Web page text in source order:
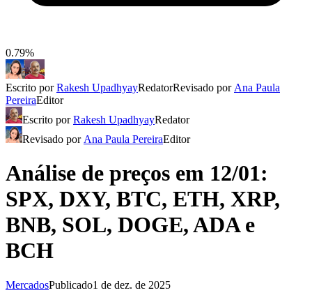
0.79%
Escrito porRakesh UpadhyayRedatorRevisado por Ana Paula
PereiraEditor
Escrito porRakesh UpadhyayRedator
Revisado por Ana Paula PereiraEditor
Análise de preços em 12/01:
SPX, DXY, BTC, ETH, XRP,
BNB, SOL, DOGE, ADA e
BCH
MercadosPublicado1 de dez. de 2025